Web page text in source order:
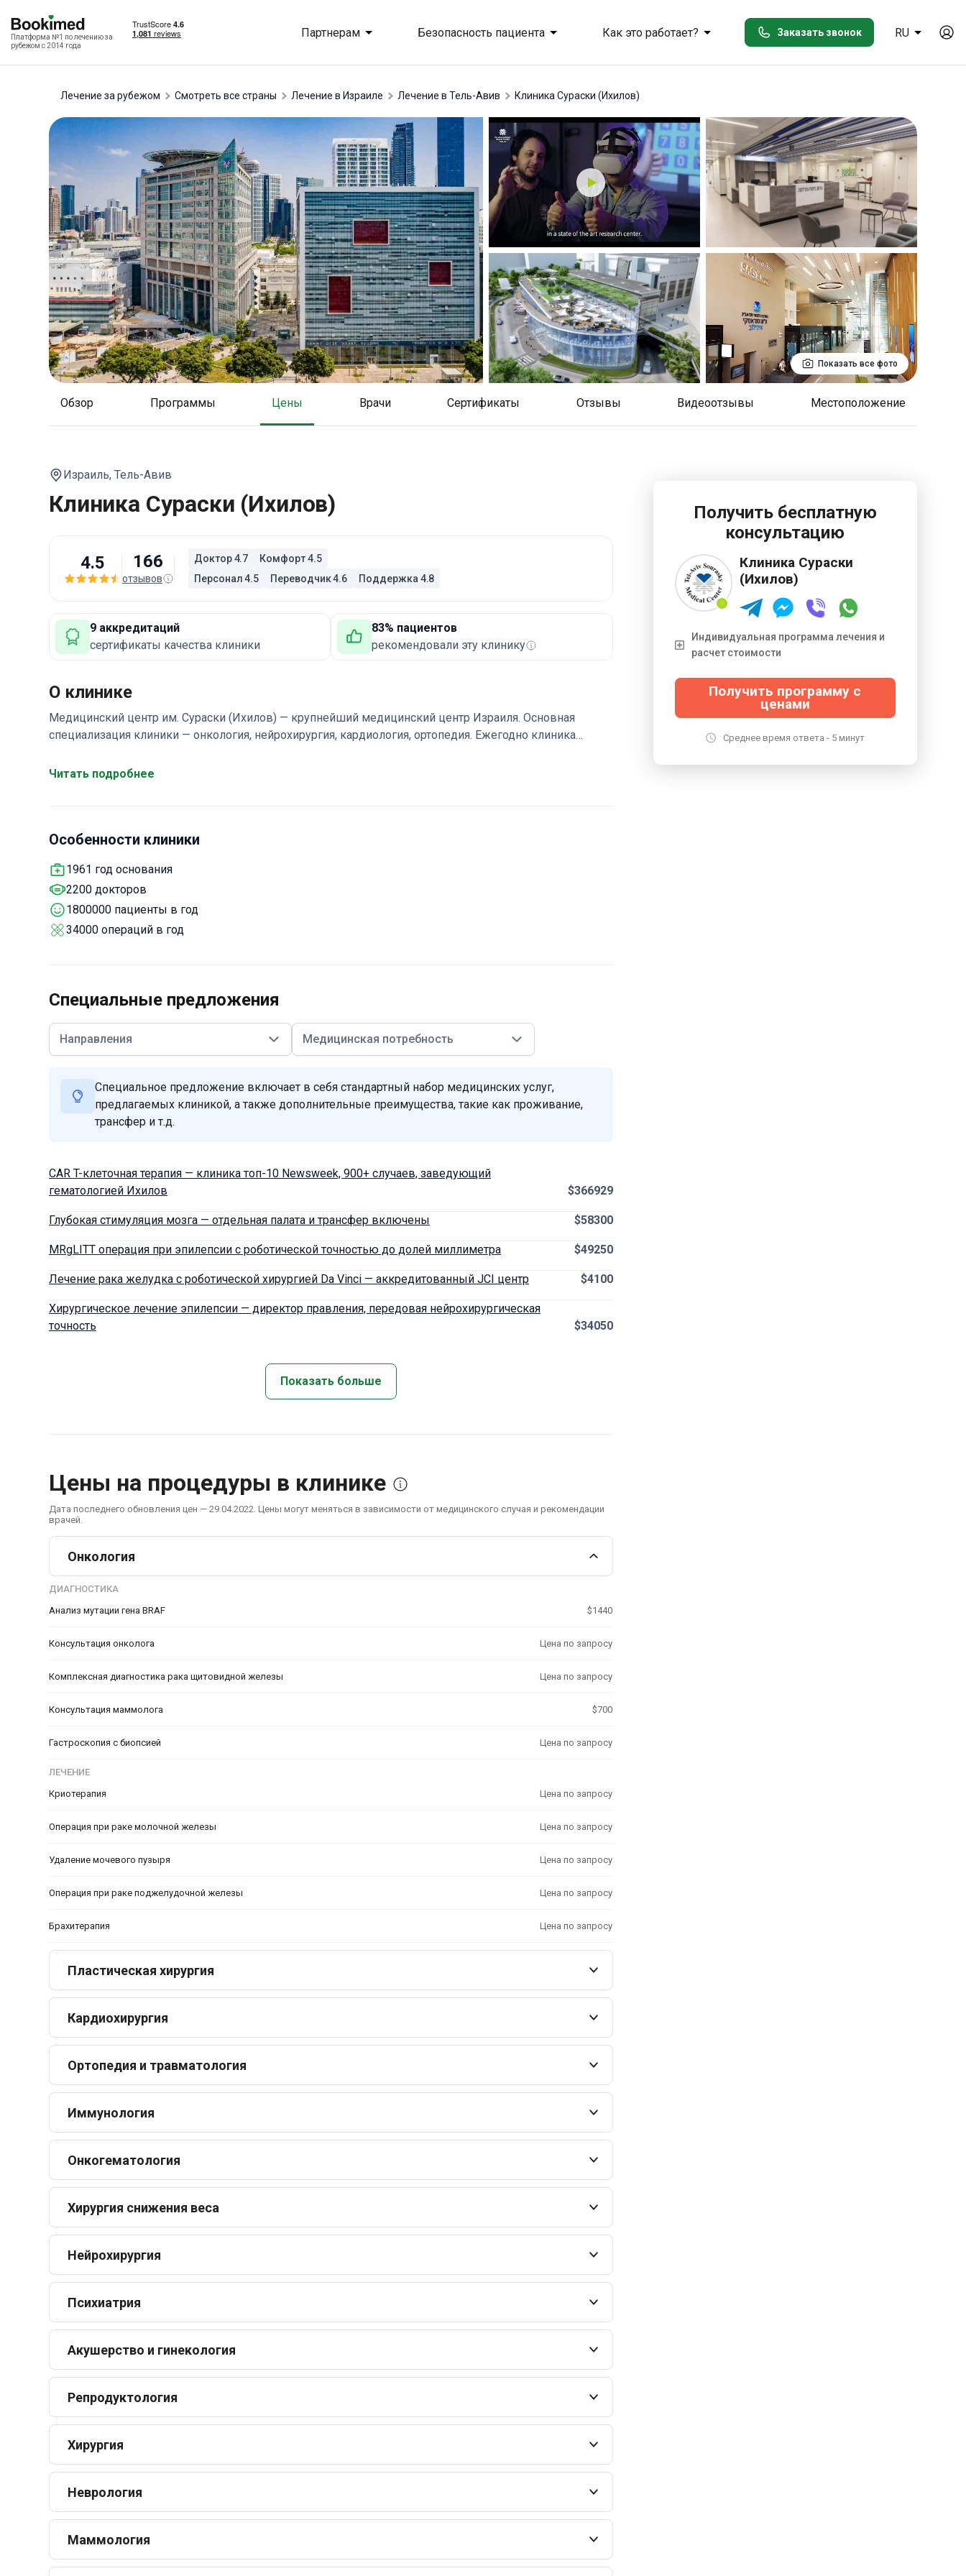
Платформа №1 по лечению за
рубежом с 2014 года
Партнерам Безопасность пациента Как это работает? Заказать звонок RU
Лечение за рубежом Смотреть все страны лечение в Израиле лечение в Тель-Авив Клиника Сураски (Ихилов)
Показать все фото
Обзор Программы Цены Врачи Сертификаты отзывы Видеоотзывы Местоположение
Израиль, Тель-Авив
Клиника Сураски (Ихилов)
4.5 166
отзывов
Доктор 4.7
Комфорт 4.5
Персонал 4.5
Переводчик 4.6 Поддержка 4.8
9 аккредитаций
сертификаты качества клиники
83% пациентов
рекомендовали эту клинику
О клинике
Медицинский центр им. Сураски (Ихилов) — крупнейший медицинский центр Израиля. Основная
специализация клиники — онкология, нейрохирургия, кардиология, ортопедия. Ежегодно клиника
включил Сураски в
Читать подробнее
Особенности клиники
1961 год основания
2200 докторов
1800000 пациенты в год
34000 операций в год
Специальные предложения
Направления Медицинская потребность
Специальное предложение включает в себя стандартный набор медицинских услуг,
предлагаемых клиникой, а также дополнительные преимущества, такие как проживание,
трансфер и т.д.
CAR T-клеточная терапия — клиника топ-10 Newsweek, 900+ случаев, заведующий
гематологией Ихилов
$366929
Глубокая стимуляция мозга — отдельная палата и трансфер включены $58300
MRgLITT операция при эпилепсии с роботической точностью до долей миллиметра $49250
Лечение рака желудка с роботической хирургией Da Vinci — аккредитованный JCI центр $4100
Хирургическое лечение эпилепсии — директор правления, передовая нейрохирургическая
точность
$34050
Показать больше
Цены на процедуры в клинике
Дата последнего обновления цен — 29.04.2022. Цены могут меняться в зависимости от медицинского случая и рекомендации
врачей.
Онкология
ДИАГНОСТИКА
Анализ мутации гена BRAF
$1440
Консультация онколога Цена по запросу
Комплексная диагностика рака щитовидной железы Цена по запросу
Консультация маммолога $700
Гастроскопия с биопсией Цена по запросу
ЛЕЧЕНИЕ
Криотерапия
Цена по запросу
Операция при раке молочной железы Цена по запросу
Удаление мочевого пузыря Цена по запросу
Операция при раке поджелудочной железы Цена по запросу
Брахитерапия Цена по запросу
Пластическая хирургия
Кардиохирургия
Ортопедия и травматология
Иммунология
Онкогематология
Хирургия снижения веса
Нейрохирургия
Психиатрия
Акушерство и гинекология
Репродуктология
Хирургия
Неврология
Маммология
Получить бесплатную
консультацию
Клиника Сураски
(Ихилов)
Индивидуальная программа лечения и
расчет стоимости
Получить программу с
ценами
Среднее время ответа - 5 минут